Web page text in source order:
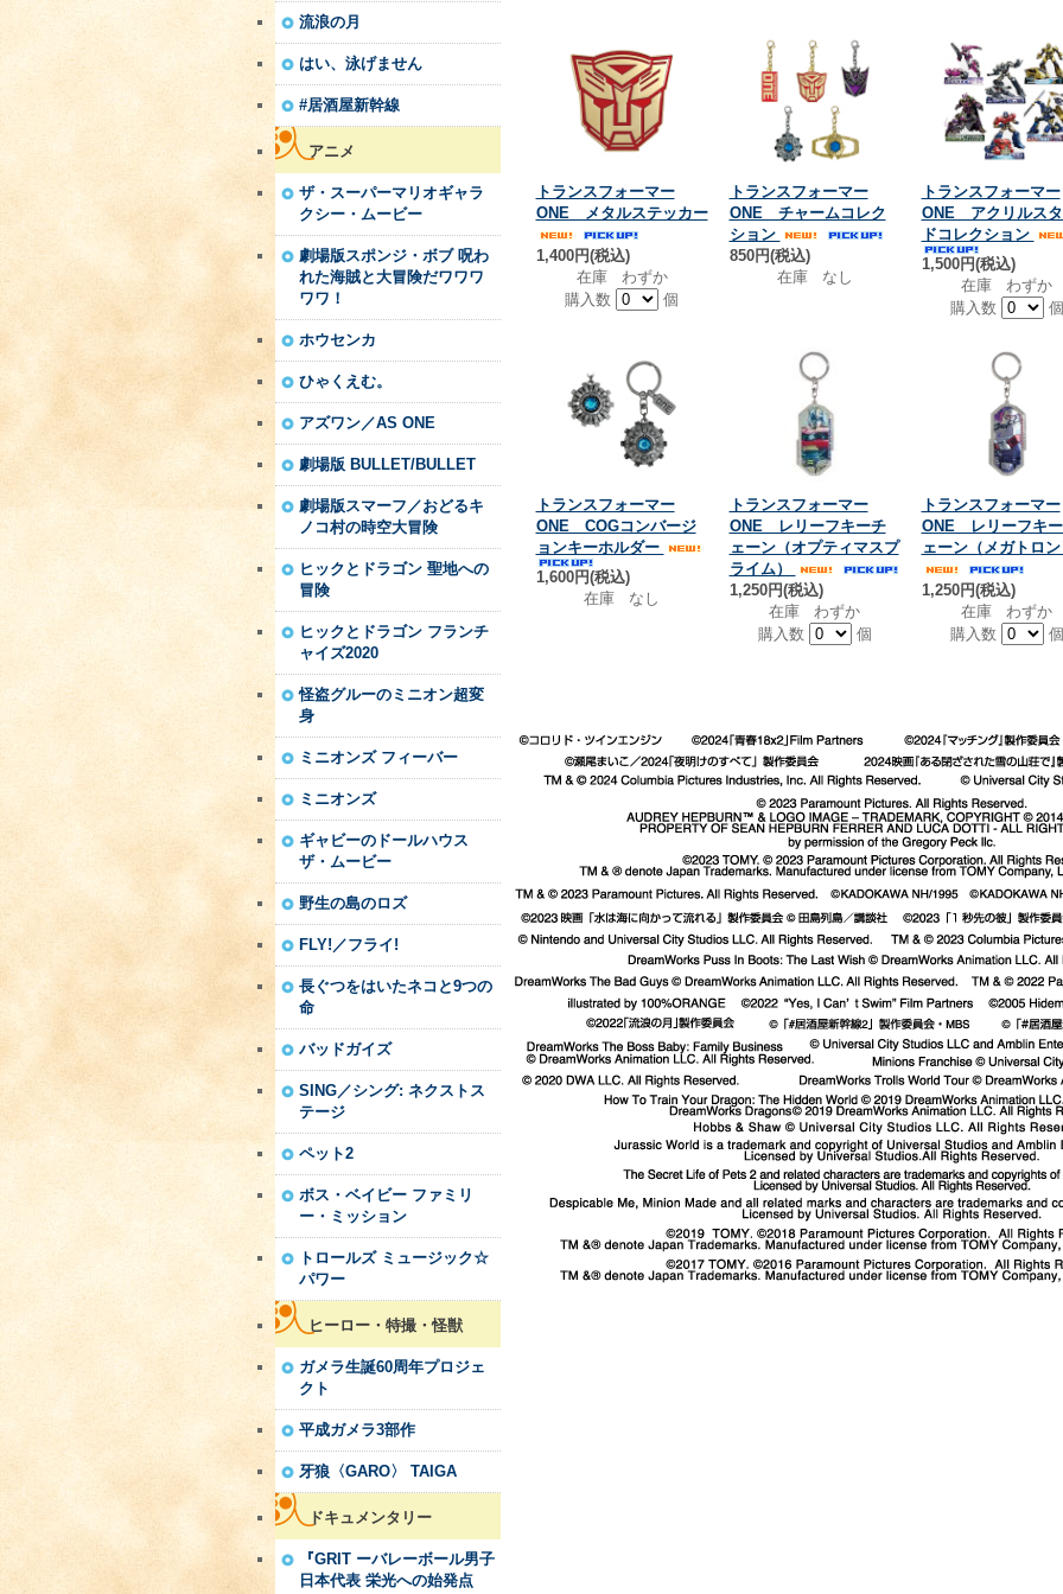
流浪の月
はい、泳げません
#居酒屋新幹線
アニメ
ザ・スーパーマリオギャラ
クシー・ムービー
劇場版スポンジ・ボブ 呪わ
れた海賊と大冒険だワワワ
ワワ！
ホウセンカ
ひゃくえむ。
アズワン／AS ONE
劇場版 BULLET/BULLET
劇場版スマーフ／おどるキ
ノコ村の時空大冒険
ヒックとドラゴン 聖地への
冒険
ヒックとドラゴン フランチ
ャイズ2020
怪盗グルーのミニオン超変
身
ミニオンズ フィーバー
ミニオンズ
ギャビーのドールハウス
ザ・ムービー
野生の島のロズ
FLY!／フライ!
長ぐつをはいたネコと9つの
命
バッドガイズ
SING／シング: ネクストス
テージ
ペット2
ボス・ベイビー ファミリ
ー・ミッション
トロールズ ミュージック☆
パワー
ヒーロー・特撮・怪獣
ガメラ生誕60周年プロジェ
クト
平成ガメラ3部作
牙狼〈GARO〉 TAIGA
ドキュメンタリー
『GRIT ーバレーボール男子
日本代表 栄光への始発点
トランスフォーマー
ONE メタルステッカー
1,400円(税込)
在庫 わずか
購入数
個
トランスフォーマー
ONE チャームコレク
ション
850円(税込)
在庫 なし
トランスフォーマー
ONE アクリルス
ドコレクション
1,500円(税込)
在庫 わずか
購入数
個
トランスフォーマー
ONE COGコンバージ
ョンキーホルダー
1,600円(税込)
在庫 なし
トランスフォーマー
ONE レリーフキーチ
ェーン（オプティマスプ
ライム）
1,250円(税込)
在庫 わずか
購入数
個
トランスフォーマー
ONE レリーフキ
ェーン（メガトロ
1,250円(税込)
在庫 わずか
購入数
個